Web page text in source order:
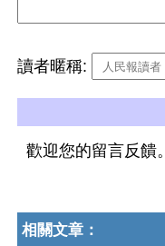
讀者暱稱:
歡迎您的留言反饋。
相關文章：